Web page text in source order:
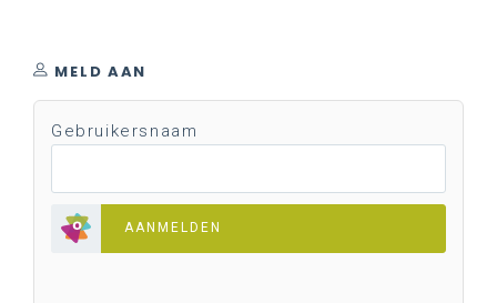
MELD AAN
Gebruikersnaam
AANMELDEN